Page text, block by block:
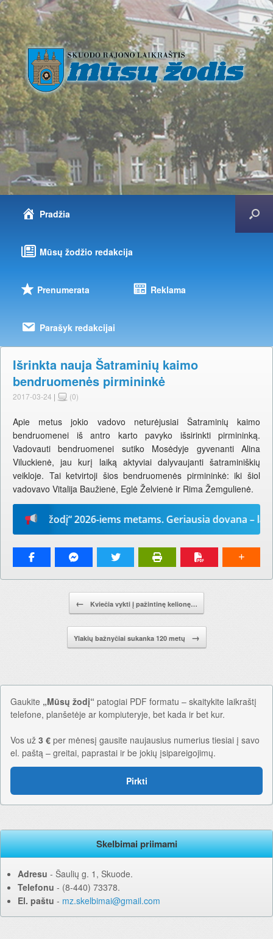
Pradžia
Mūsų žodžio redakcija
Prenumerata Reklama
Parašyk redakcijai
Išrinkta nauja Šatraminių kaimo
bendruomenės pirmininkė
2017-03-24 | (0)
Apie metus jokio vadovo neturėjusiai Šatraminių kaimo
bendruomenei iš antro karto pavyko išsirinkti pirmininką.
Vadovauti bendruomenei sutiko Mosėdyje gyvenanti Alina
Viluckienė, jau kurį laiką aktyviai dalyvaujanti šatraminiškių
veikloje. Tai ketvirtoji šios bendruomenės pirmininkė: iki šiol
vadovavo Vitalija Baužienė, Eglė Želvienė ir Rima Žemgulienė.
žodį“ 2026-iems metams. Geriausia dovana –
← Kviečia vykti į pažintinę kelionę…
Ylakių bažnyčiai sukanka 120 metų →
Gaukite „Mūsų žodį“ patogiai PDF formatu – skaitykite laikraštį
telefone, planšetėje ar kompiuteryje, bet kada ir bet kur.
Vos už 3 € per mėnesį gausite naujausius numerius tiesiai į savo
el. paštą – greitai, paprastai ir be jokių įsipareigojimų.
Pirkti
Skelbimai priimami
Adresu ‐ Šaulių g. 1, Skuode.
Telefonu ‐ (8-440) 73378.
El. paštu ‐ mz.skelbimai@gmail.com